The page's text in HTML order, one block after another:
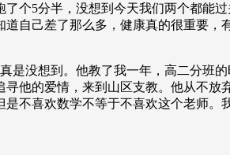
个5分半，没想到今天我们两个都能
自己差了那么多，健康真的很重要
是没想到。他教了我一年，高二分班
他的爱情，来到山区支教。他从不
不喜欢数学不等于不喜欢这个老师